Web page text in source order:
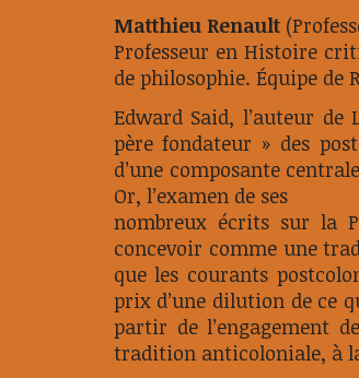
Matthieu Renault
Professeur en Histoire
de philosophie. Équipe de
Edward Said, l’auteur de
père fondateur » des
d’une composante
Or, l’examen de ses
nombreux écrits sur la
concevoir comme une
que les courants
prix d’une dilution de ce
partir de l’engagement
tradition anticoloniale, à